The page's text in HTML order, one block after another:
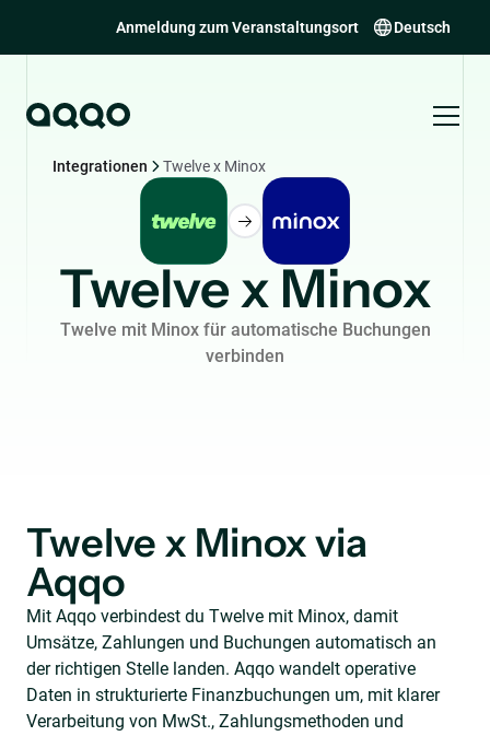
Anmeldung zum Veranstaltungsort Deutsch
Integrationen Twelve x Minox
Twelve x Minox
Twelve mit Minox für automatische Buchungen
verbinden
Twelve x Minox via
Aqqo
Mit Aqqo verbindest du Twelve mit Minox, damit
Umsätze, Zahlungen und Buchungen automatisch an
der richtigen Stelle landen. Aqqo wandelt operative
Daten in strukturierte Finanzbuchungen um, mit klarer
Verarbeitung von MwSt., Zahlungsmethoden und